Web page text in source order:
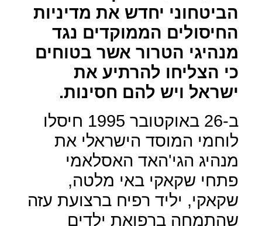
הביטחוני יחדש את מדיניות
החיסולים הממוקדים נגד
מנהיגי הטרור אשר בטוחים
כי הצליחו להרתיע את
ישראל ויש להם חסינות.
ב-26 באוקטובר 1995 חיסלו
לוחמי המוסד הישראלי את
מנהיג הגי'האד האסלאמי
פתחי שקאקי באי מלטה,
שקאקי, יליד רפיח ברצועת עזה
שהתמחה ברפואת ילדים